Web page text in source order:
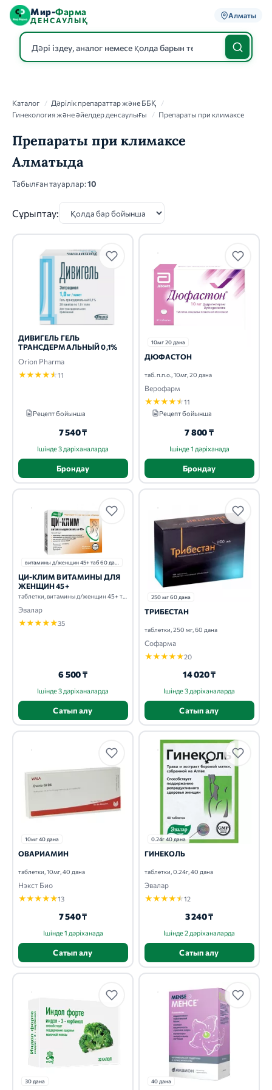
Мир-Фарма
ДЕНСАУЛЫҚ
Алматы
Каталог / Дәрілік препараттар және ББҚ
/
Гинекология және әйелдер денсаулығы
/ Препараты при климаксе
Препараты при климаксе
Алматыда
Табылған тауарлар:10
Сұрыптау:
ДИВИГЕЛЬ ГЕЛЬ
ТРАНСДЕРМАЛЬНЫЙ 0,1%
Orion Pharma
★★★★★11
Рецепт бойынша
7 540 ₸
Ішінде 3 дәріханаларда
Брондау
10мг 20 дана
ДЮФАСТОН
таб. п.п.о., 10мг, 20 дана
Верофарм
★★★★★11
Рецепт бойынша
7 800 ₸
Ішінде 1 дәріханада
Брондау
витамины д/женщин 45+ таб 60 дана
ЦИ-КЛИМ ВИТАМИНЫ ДЛЯ
ЖЕНЩИН 45+
таблетки, витамины д/женщин 45+ таб, 60 дана
Эвалар
★★★★★35
6 500 ₸
Ішінде 3 дәріханаларда
Сатып алу
250 мг 60 дана
ТРИБЕСТАН
таблетки, 250 мг, 60 дана
Софарма
★★★★★20
14 020 ₸
Ішінде 3 дәріханаларда
Сатып алу
10мг 40 дана
ОВАРИАМИН
таблетки, 10мг, 40 дана
Нэкст Био
★★★★★13
7 540 ₸
Ішінде 1 дәріханада
Сатып алу
0.24г 40 дана
ГИНЕКОЛЬ
таблетки, 0.24г, 40 дана
Эвалар
★★★★★12
3 240 ₸
Ішінде 2 дәріханаларда
Сатып алу
30 дана 40 дана